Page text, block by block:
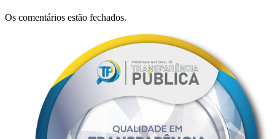
Os comentários estão fechados.